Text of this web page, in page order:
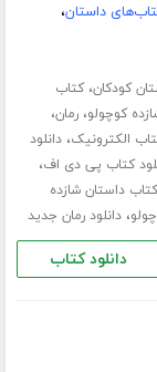
داستان،
کودکان،کتاب
کوچولو،رمان،
الکترونیک،دانلود
کتاب پی دی اف،
کتاب داستان شازده
،دانلود رمان جدید
دانلود کتاب